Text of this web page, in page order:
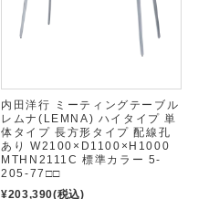
内田洋行 ミーティングテーブル
レムナ(LEMNA) ハイタイプ 単
体タイプ 長方形タイプ 配線孔
あり W2100×D1100×H1000
MTHN2111C 標準カラー 5-
205-77□□
¥203,390(税込)